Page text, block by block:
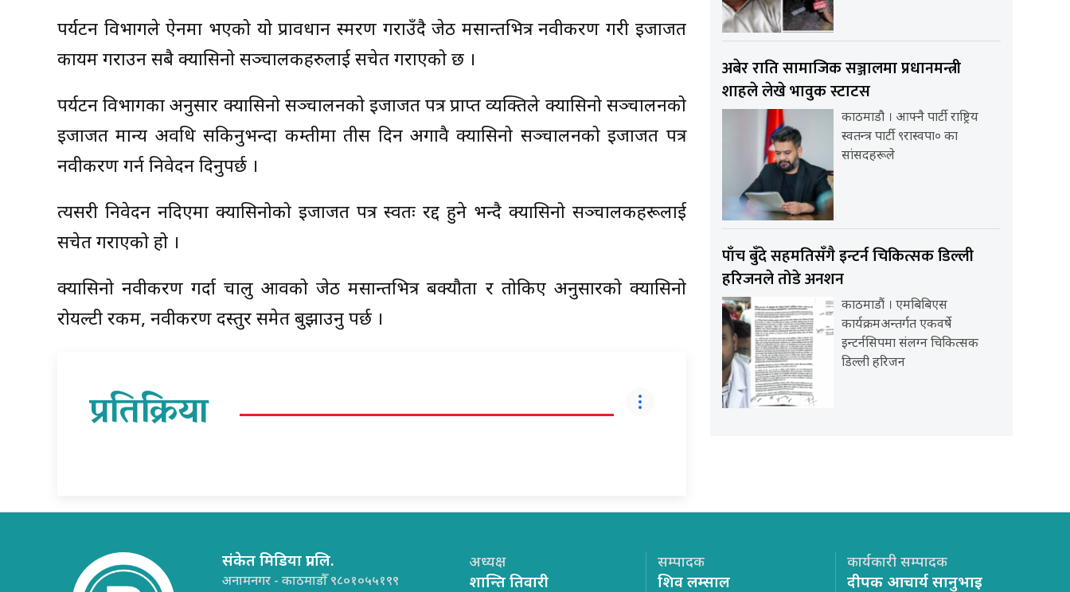
पर्यटन विभागले ऐनमा भएको यो प्रावधान स्मरण गराउँदै जेठ मसान्तभित्र नवीकरण गरी इजाजत
कायम गराउन सबै क्यासिनो सञ्चालकहरुलाई सचेत गराएको छ ।
पर्यटन विभागका अनुसार क्यासिनो सञ्चालनको इजाजत पत्र प्राप्त व्यक्तिले क्यासिनो सञ्चालनको
इजाजत मान्य अवधि सकिनुभन्दा कम्तीमा तीस दिन अगावै क्यासिनो सञ्चालनको इजाजत पत्र
नवीकरण गर्न निवेदन दिनुपर्छ ।
त्यसरी निवेदन नदिएमा क्यासिनोको इजाजत पत्र स्वतः रद्द हुने भन्दै क्यासिनो सञ्चालकहरूलाई
सचेत गराएको हो ।
क्यासिनो नवीकरण गर्दा चालु आवको जेठ मसान्तभित्र बक्यौता र तोकिए अनुसारको क्यासिनो
रोयल्टी रकम, नवीकरण दस्तुर समेत बुझाउनु पर्छ ।
प्रतिक्रिया
अबेर राति सामाजिक सञ्जालमा प्रधानमन्त्री
शाहले लेखे भावुक स्टाटस
काठमाडौ । आफ्नै पार्टी राष्ट्रिय
स्वतन्त्र पार्टी ९रास्वपा० का
सांसदहरूले
पाँच बुँदे सहमतिसँगै इन्टर्न चिकित्सक डिल्ली
हरिजनले तोडे अनशन
काठमाडौं । एमबिबिएस
कार्यक्रमअन्तर्गत एकवर्षे
इन्टर्नसिपमा संलग्न चिकित्सक
डिल्ली हरिजन
संकेत मिडिया प्रा.लि.
अनामनगर - काठमाडौँ ९८०१०५५१९९
अध्यक्ष
शान्ति तिवारी
सम्पादक
शिव लम्साल
कार्यकारी सम्पादक
दीपक आचार्य सानुभाइ